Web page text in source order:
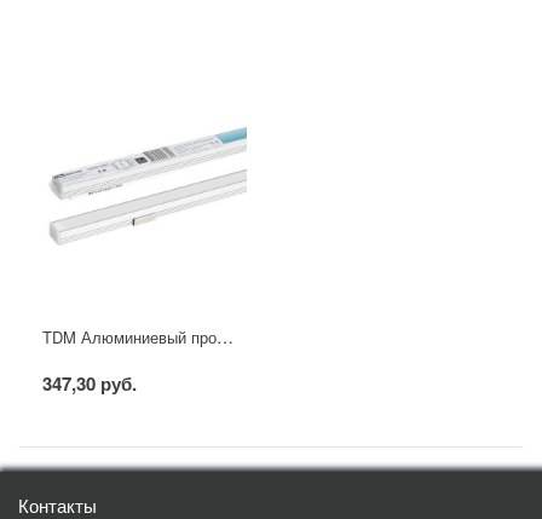
TDM Алюминиевый профиль накладной 1612 (2 м), матовый рассеиватель, 2 заглушки, 4 крепежа
347,30 руб.
Контакты